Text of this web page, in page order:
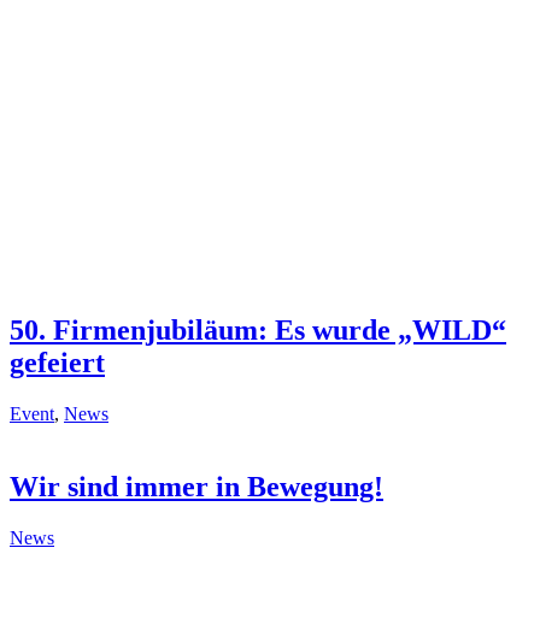
50. Firmenjubiläum: Es wurde „WILD“
gefeiert
Event, News
Wir sind immer in Bewegung!
News